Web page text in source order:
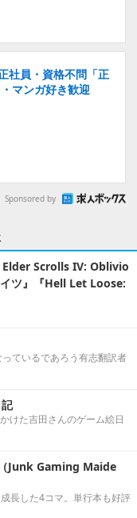
社員・資格不問「正
マンガ好き歓迎
Sponsored by
Elder Scrolls IV: Oblivio
ツ』『Hell Let Loose:
ているであろう有志翻訳者
けた吉田さんのゲーム絵日
Junk Gaming Maide
長した4コマ。単行本も好評